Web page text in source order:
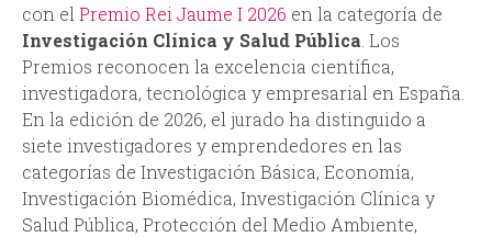
con el Premio Rei Jaume I 2026 en la categoría de
Investigación Clínica y Salud Pública . Los
Premios reconocen la excelencia científica,
investigadora, tecnológica y empresarial en España.
En la edición de 2026, el jurado ha distinguido a
siete investigadores y emprendedores en las
categorías de Investigación Básica, Economía,
Investigación Biomédica, Investigación Clínica y
Salud Pública, Protección del Medio Ambiente,